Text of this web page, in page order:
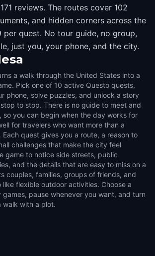
reviews. The routes cover 102
and hidden corners across the
per quest. No tour guide, no group,
just you, your phone, and the city.
a walk through the United States into a
Pick one of 10 active Questo quests,
phone, solve puzzles, and unlock a story
to stop. There is no guide to meet and
so you can begin when the day works for
for travelers who want more than a
quest gives you a route, a reason to
challenges that make the city feel
game to notice side streets, public
and the details that are easy to miss on a
couples, families, groups of friends, and
like flexible outdoor activities. Choose a
pause whenever you want, and turn
walk with a plot.